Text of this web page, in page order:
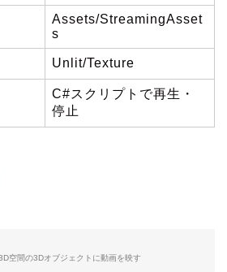
Assets/StreamingAsset
s
Unlit/Texture
C#スクリプトで再生・
停止
空間の3Dオブジェクトに動画を映す